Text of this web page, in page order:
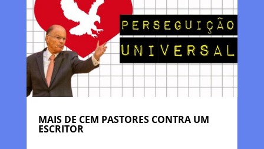
MAIS DE CEM PASTORES CONTRA UM
ESCRITOR